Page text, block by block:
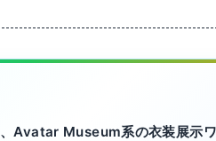
Avatar Museum系の衣装展示